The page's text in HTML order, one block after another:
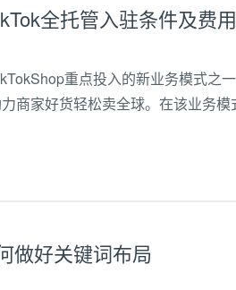
全托管入驻条件及费用
重点投入的新业务模式之
商家好货轻松卖全球。在该业务模
做好关键词布局